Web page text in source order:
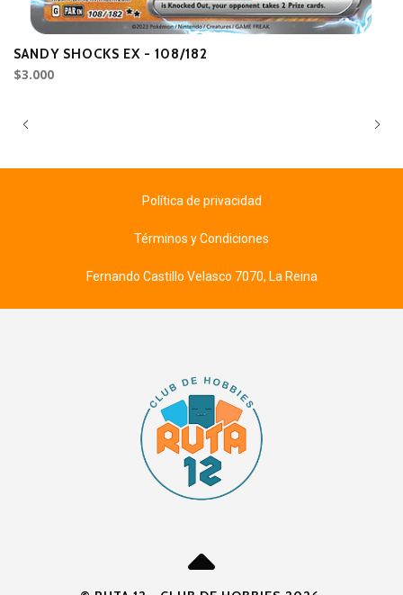
SANDY SHOCKS EX - 108/182
$3.000
Política de privacidad
Términos y Condiciones
Fernando Castillo Velasco 7070, La Reina